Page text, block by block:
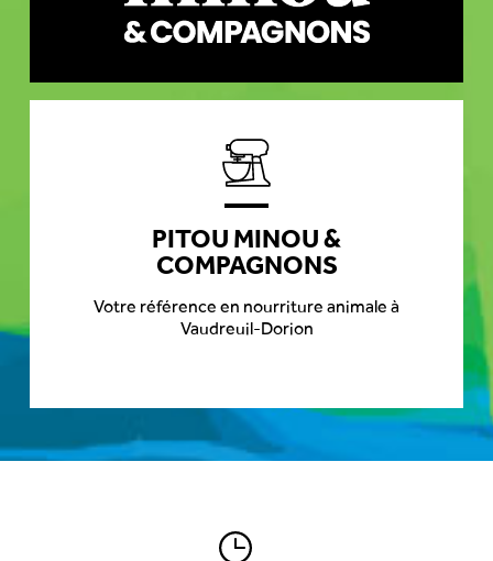
PITOU MINOU &
COMPAGNONS
Votre référence en nourriture animale à
Vaudreuil-Dorion